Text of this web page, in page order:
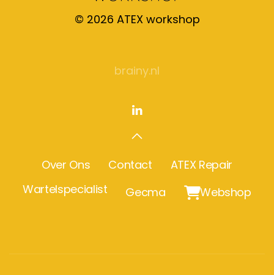
© 2026 ATEX workshop
brainy.nl
Over Ons Contact
ATEX Repair
Wartelspecialist
Gecma Webshop